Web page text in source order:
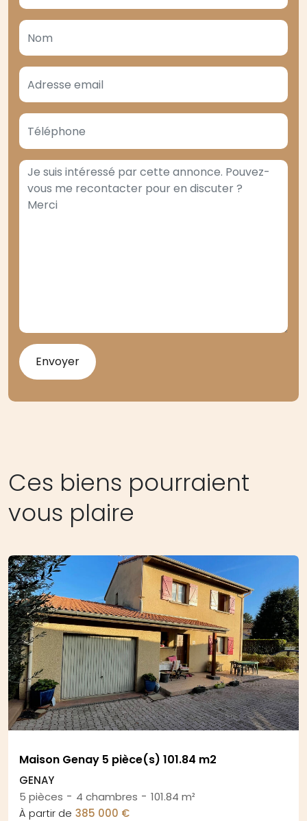
Ces biens pourraient
vous plaire
Maison Genay 5 pièce(s) 101.84 m2
GENAY
5 pièces - 4 chambres - 101.84 m²
À partir de 385 000 €